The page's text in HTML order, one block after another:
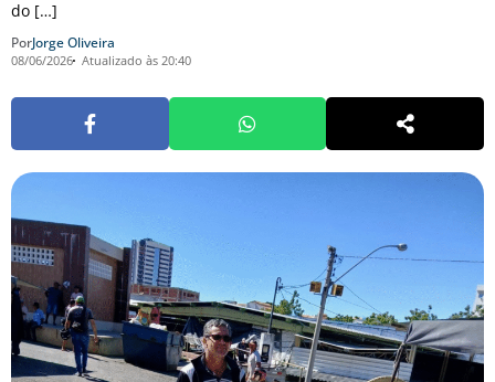
do […]
PorJorge Oliveira
08/06/2026 Atualizado às 20:40